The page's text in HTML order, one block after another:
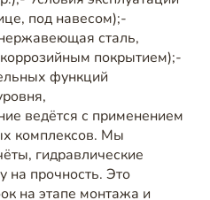
под навесом);-
сталь,
покрытием);-
функций
ведётся с применением
комплексов. Мы
гидравлические
на прочность. Это
на этапе монтажа и